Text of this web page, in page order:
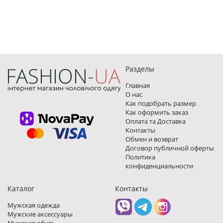
Разделы
Главная
О нас
Как подобрать размер
Как оформить заказ
Оплата та Доставка
Контакты
Обмен и возврат
Договор публичной оферты
Политика
конфиденциальности
Каталог
Мужская одежда
Мужские аксессуары
Контакты